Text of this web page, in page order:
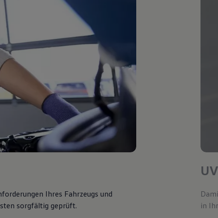
Ihres Fahrzeugs und
sorgfältig geprüft.
in